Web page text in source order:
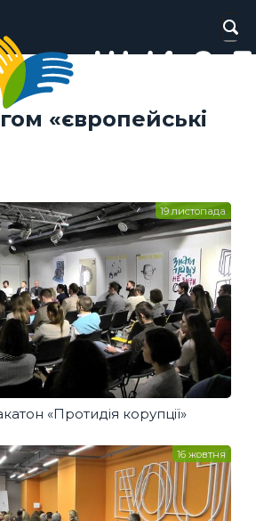
«європейські
«Протидія корупції»
19 листопада
16 жовтня